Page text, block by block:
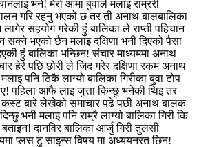
भने! मेरो आमा बुवाले मलाइ राम्ररी
गरि रहनु भएको छ तर ती अनाथ बालबालिका
सहयोग गरेकी हुं बालिका ले राप्ती पहिचान
भएको छैन मलाइ दक्षिणा भनी दिएको पैसा
हुं बालिका भन्छिन! संचार माध्यममा अनाथ
हेरे पछि छोरी ले जिद गरेर दक्षिणा रकम अनाथ
पनि ठिकै लाग्यो बालिका गिरीका बुवा टोप
पहिला आफै लाइ जुत्ता किन्छु भनेकी थिइ तर
बारे लेखेको समाचार पढे पछी अनाथ बालक
भनी मलाइ पनि राम्रै लाग्यो बालिका गिरी कि
बताइन! दानविर बालिका आर्जु गिरी तुलसी
प्लस टु साइन्स बिषय मा अध्ययनरत छिन!